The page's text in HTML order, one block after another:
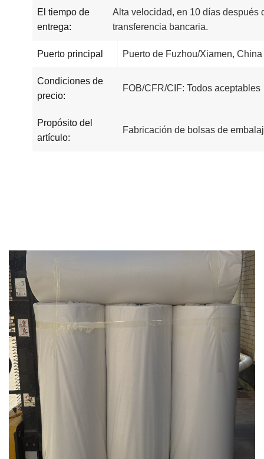
El tiempo de
entrega:
Alta velocidad, en 10 días después
transferencia bancaria.
Puerto principal Puerto de Fuzhou/Xiamen, China
Condiciones de
precio:
FOB/CFR/CIF: Todos aceptables
Propósito del
artículo:
Fabricación de bolsas de